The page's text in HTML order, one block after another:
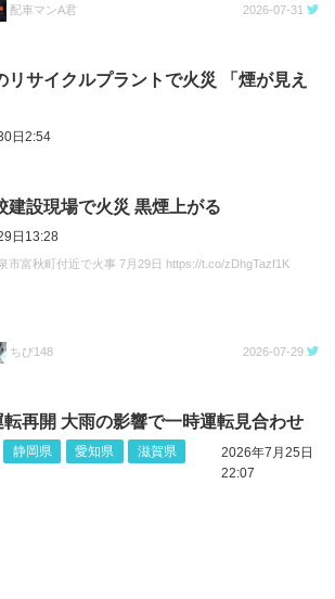
配車マンA君 2026-07-31
リサイクルプラントで火災 「煙が見え
日2:54
建設現場で火災 黒煙上がる
日13:28
市富秋町付近で火事 7月29日 https://t.co/zDhgTazf1K
ちび148 2026-07-29
再開 大雨の影響で一時運転見合わせ
静岡県 愛知県
滋賀県
2026年7月25日
22:07